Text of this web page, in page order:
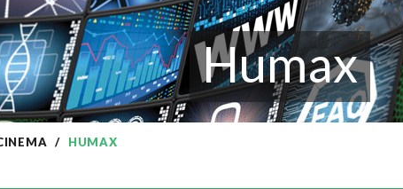
Humax
HUMAX